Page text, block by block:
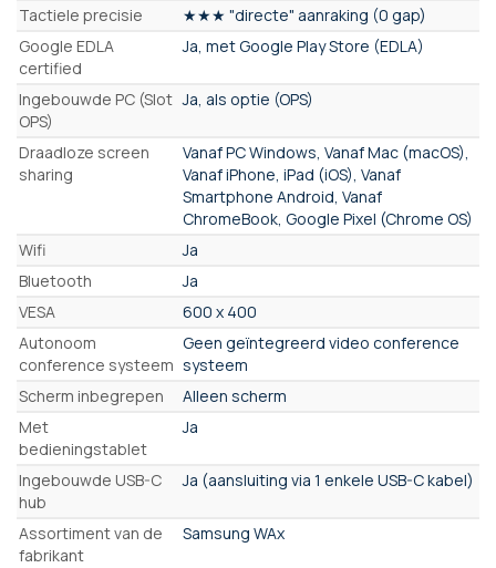
Tactiele precisie
★★★ "directe" aanraking (0 gap)
Google EDLA
certified
Ja, met Google Play Store (EDLA)
Ingebouwde PC (Slot
OPS)
Ja, als optie (OPS)
Draadloze screen
sharing
Vanaf PC Windows, Vanaf Mac (macOS),
Vanaf iPhone, iPad (iOS), Vanaf
Smartphone Android, Vanaf
ChromeBook, Google Pixel (Chrome OS)
Wifi
Ja
Bluetooth
Ja
VESA
600 x 400
Autonoom
conference systeem
Geen geïntegreerd video conference
systeem
Scherm inbegrepen
Alleen scherm
Met
bedieningstablet
Ja
Ingebouwde USB-C
hub
Ja (aansluiting via 1 enkele USB-C kabel)
Assortiment van de
fabrikant
Samsung WAx